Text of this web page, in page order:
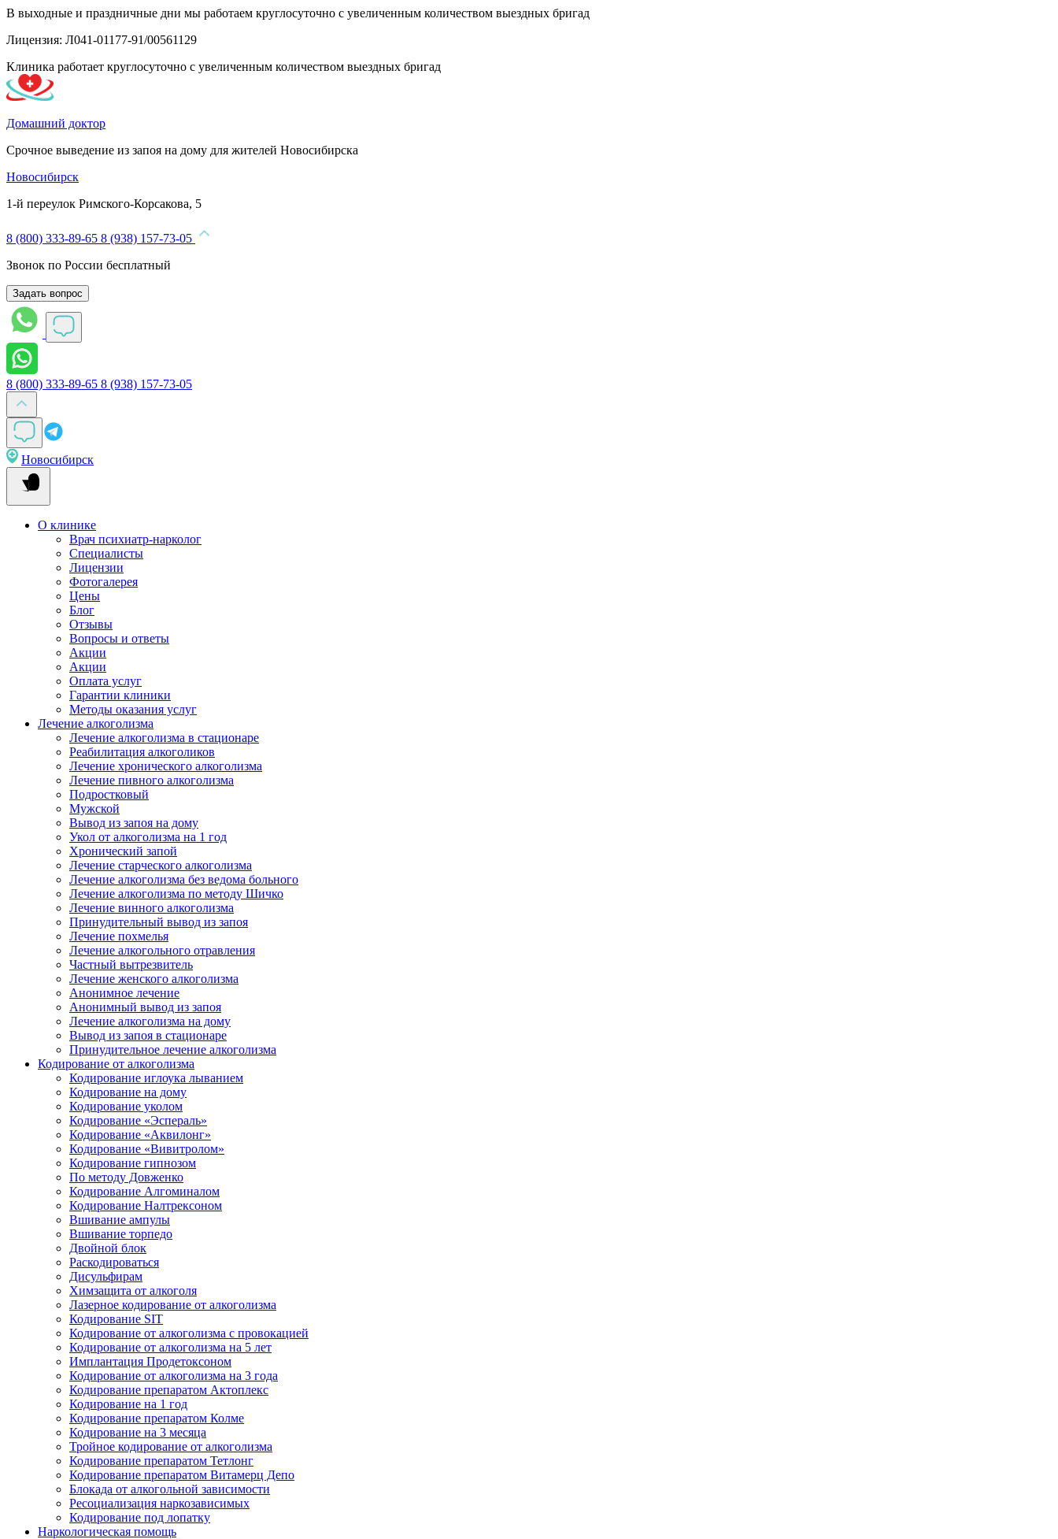
В выходные и праздничные дни мы работаем круглосуточно с увеличенным количеством выездных бригад
Лицензия: Л041-01177-91/00561129
Клиника работает круглосуточно с увеличенным количеством выездных бригад
Домашний доктор
Срочное выведение из запоя на дому для жителей Новосибирска
Новосибирск
1-й переулок Римского-Корсакова, 5
8 (800) 333-89-65 8 (938) 157-73-05
Звонок по России бесплатный
Задать вопрос
8 (800) 333-89-65 8 (938) 157-73-05
Новосибирск
О клинике
Врач психиатр-нарколог
Специалисты
Лицензии
Фотогалерея
Цены
Блог
Отзывы
Вопросы и ответы
Акции
Акции
Оплата услуг
Гарантии клиники
Методы оказания услуг
Лечение алкоголизма
Лечение алкоголизма в стационаре
Реабилитация алкоголиков
Лечение хронического алкоголизма
Лечение пивного алкоголизма
Подростковый
Мужской
Вывод из запоя на дому
Укол от алкоголизма на 1 год
Хронический запой
Лечение старческого алкоголизма
Лечение алкоголизма без ведома больного
Лечение алкоголизма по методу Шичко
Лечение винного алкоголизма
Принудительный вывод из запоя
Лечение похмелья
Лечение алкогольного отравления
Частный вытрезвитель
Лечение женского алкоголизма
Анонимное лечение
Анонимный вывод из запоя
Лечение алкоголизма на дому
Вывод из запоя в стационаре
Принудительное лечение алкоголизма
Кодирование от алкоголизма
Кодирование иглоука лыванием
Кодирование на дому
Кодирование уколом
Кодирование «Эспераль»
Кодирование «Аквилонг»
Кодирование «Вивитролом»
Кодирование гипнозом
По методу Довженко
Кодирование Алгоминалом
Кодирование Налтрексоном
Вшивание ампулы
Вшивание торпедо
Двойной блок
Раскодироваться
Дисульфирам
Химзащита от алкоголя
Лазерное кодирование от алкоголизма
Кодирование SIT
Кодирование от алкоголизма с провокацией
Кодирование от алкоголизма на 5 лет
Имплантация Продетоксоном
Кодирование от алкоголизма на 3 года
Кодирование препаратом Актоплекс
Кодирование на 1 год
Кодирование препаратом Колме
Кодирование на 3 месяца
Тройное кодирование от алкоголизма
Кодирование препаратом Тетлонг
Кодирование препаратом Витамерц Депо
Блокада от алкогольной зависимости
Ресоциализация наркозависимых
Кодирование под лопатку
Наркологическая помощь